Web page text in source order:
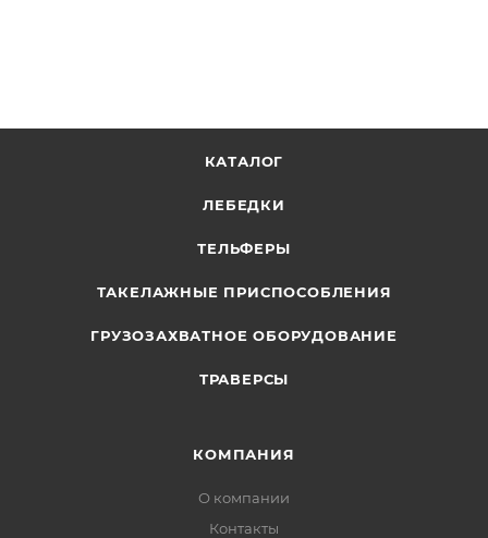
КАТАЛОГ
ЛЕБЕДКИ
ТЕЛЬФЕРЫ
ТАКЕЛАЖНЫЕ ПРИСПОСОБЛЕНИЯ
ГРУЗОЗАХВАТНОЕ ОБОРУДОВАНИЕ
ТРАВЕРСЫ
КОМПАНИЯ
О компании
Контакты